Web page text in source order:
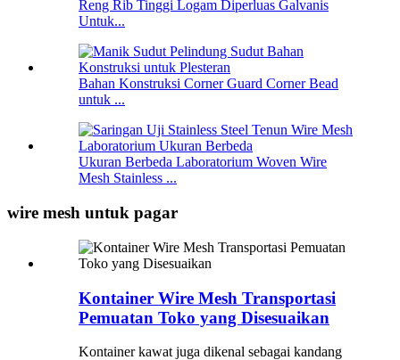
Reng Rib Tinggi Logam Diperluas Galvanis
Untuk...
Bahan Konstruksi Corner Guard Corner Bead
untuk ...
Ukuran Berbeda Laboratorium Woven Wire
Mesh Stainless ...
wire mesh untuk pagar
Kontainer Wire Mesh Transportasi
Pemuatan Toko yang Disesuaikan
Kontainer kawat juga dikenal sebagai kandang